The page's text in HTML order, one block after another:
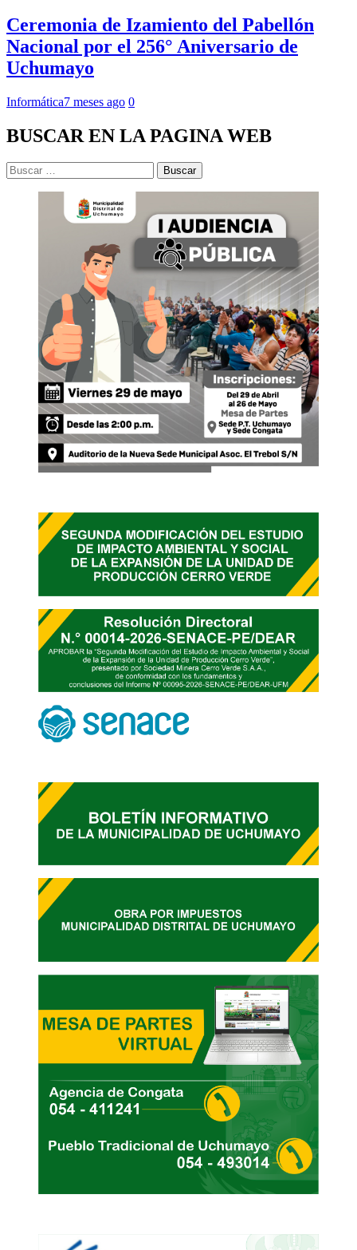
Ceremonia de Izamiento del Pabellón
Nacional por el 256° Aniversario de
Uchumayo
Informática7 meses ago 0
BUSCAR EN LA PAGINA WEB
Buscar: